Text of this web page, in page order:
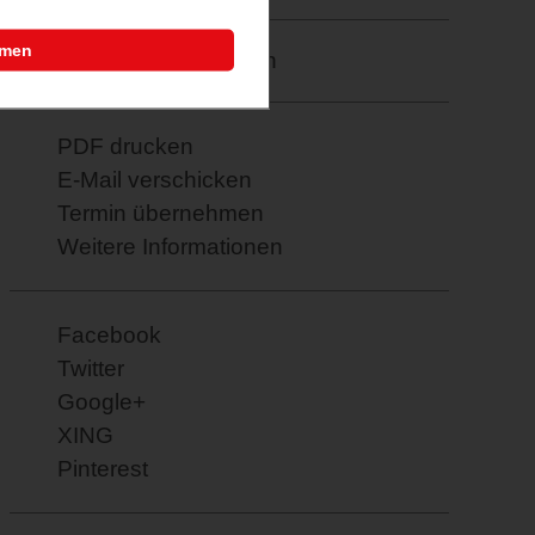
Merkzettel: speichern
PDF drucken
E-Mail verschicken
Termin übernehmen
Weitere Informationen
Facebook
Twitter
Google+
XING
Pinterest